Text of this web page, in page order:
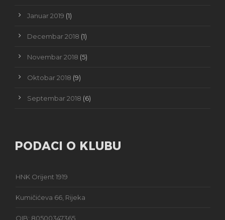
Januar 2019 (1)
Decembar 2018 (1)
Novembar 2018 (5)
Oktobar 2018 (9)
Septembar 2018 (6)
PODACI O KLUBU
HNK Orijent 1919
Kumičićeva 66, Rijeka
OIB: 80500347365